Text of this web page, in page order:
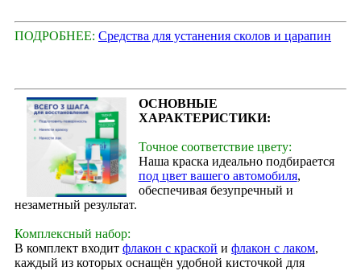
ПОДРОБНЕЕ: Средства для устанения сколов и царапин
ОСНОВНЫЕ
ХАРАКТЕРИСТИКИ:
Точное соответствие цвету:
Наша краска идеально подбирается
под цвет вашего автомобиля,
обеспечивая безупречный и
незаметный результат.
Комплексный набор:
В комплект входит флакон с краской и флакон с лаком,
каждый из которых оснащён удобной кисточкой для